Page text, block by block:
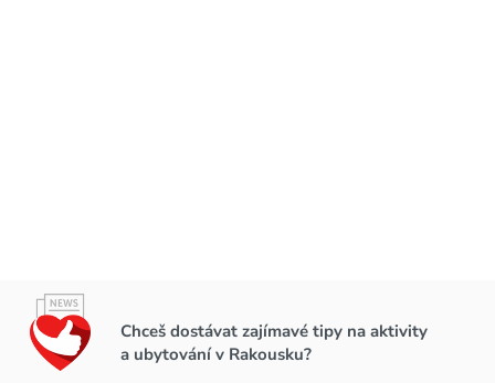
Chceš dostávat zajímavé tipy na aktivity
a ubytování v Rakousku?